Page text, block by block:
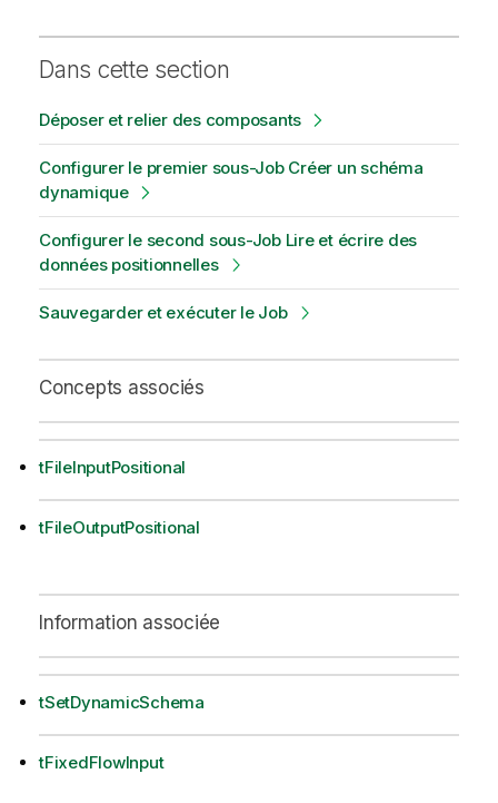
Dans cette section
Déposer et relier des composants
Configurer le premier sous-Job Créer un schéma
dynamique
Configurer le second sous-Job Lire et écrire des
données positionnelles
Sauvegarder et exécuter le Job
Concepts associés
tFileInputPositional
tFileOutputPositional
Information associée
tSetDynamicSchema
tFixedFlowInput